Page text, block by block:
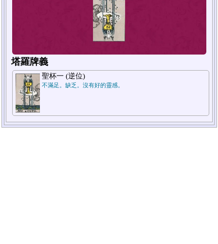
1
塔羅牌義
聖杯一 (逆位)
不滿足。缺乏。沒有好的靈感。